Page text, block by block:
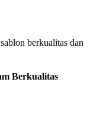
berkualitas dan
Berkualitas